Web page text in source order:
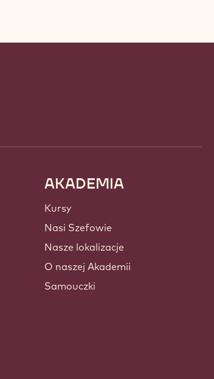
AKADEMIA
Kursy
Nasi Szefowie
Nasze lokalizacje
O naszej Akademii
Samouczki